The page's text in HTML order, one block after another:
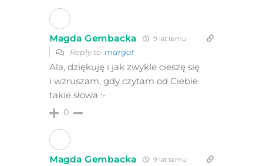
Magda Gembacka 9 lat temu
Reply to margot
Ala, dziękuję i jak zwykle cieszę się
i wzruszam, gdy czytam od Ciebie
takie słowa :-
0
Magda Gembacka 9 lat temu